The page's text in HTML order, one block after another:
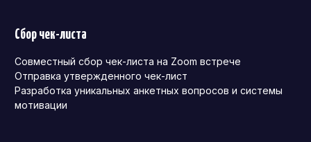
Сбор чек-листа
Совместный сбор чек-листа на Zoom встрече
Отправка утвержденного чек-лист
Разработка уникальных анкетных вопросов и системы
мотивации